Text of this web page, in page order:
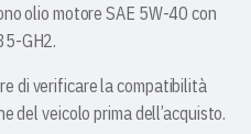
olio motore SAE 5W-40 con
GH2.
di verificare la compatibilità
del veicolo prima dell’acquisto.